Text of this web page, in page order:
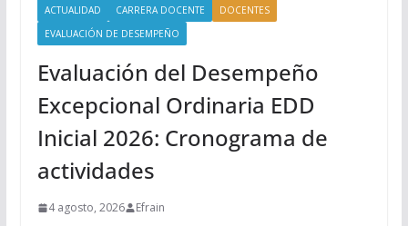
ACTUALIDAD CARRERA DOCENTE
DOCENTES
EVALUACIÓN DE DESEMPEÑO
Evaluación del Desempeño
Excepcional Ordinaria EDD
Inicial 2026: Cronograma de
actividades
4 agosto, 2026 Efrain